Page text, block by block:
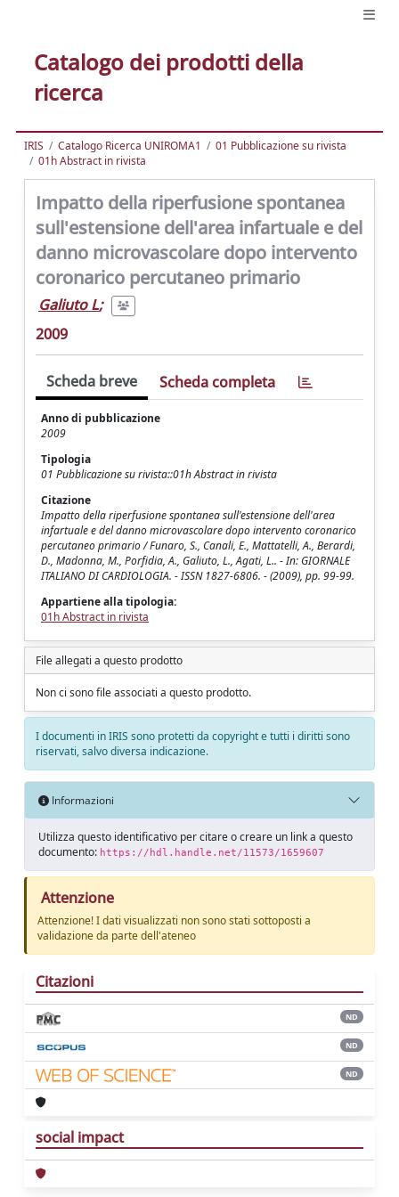
Catalogo dei prodotti della
ricerca
IRIS Catalogo Ricerca UNIROMA1
01 Pubblicazione su rivista
01h Abstract in rivista
Impatto della riperfusione spontanea
sull'estensione dell'area infartuale e del
danno microvascolare dopo intervento
coronarico percutaneo primario
Galiuto L;
2009
Scheda breve Scheda completa
Anno di pubblicazione
2009
Tipologia
01 Pubblicazione su rivista::01h Abstract in rivista
Citazione
Impatto della riperfusione spontanea sull'estensione dell'area
infartuale e del danno microvascolare dopo intervento coronarico
percutaneo primario / Funaro, S., Canali, E., Mattatelli, A., Berardi,
D., Madonna, M., Porfidia, A., Galiuto, L., Agati, L.. - In: GIORNALE
ITALIANO DI CARDIOLOGIA. - ISSN 1827-6806. - (2009), pp. 99-99.
Appartiene alla tipologia:
01h Abstract in rivista
File allegati a questo prodotto
Non ci sono file associati a questo prodotto.
I documenti in IRIS sono protetti da copyright e tutti i diritti sono
riservati, salvo diversa indicazione.
Informazioni
Utilizza questo identificativo per citare o creare un link a questo
documento: https://hdl.handle.net/11573/1659607
Attenzione
Attenzione! I dati visualizzati non sono stati sottoposti a
validazione da parte dell'ateneo
Citazioni
ND
ND
ND
social impact